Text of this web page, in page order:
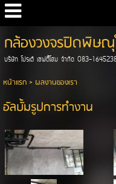
กล้องวงจรปิดพิษณุ
บริษัท โปรเต้ เซฟตี้โฮม จำกัด 083-
หน้าแรก> ผลงานของเรา
อัลบั้มรูปการทำงาน